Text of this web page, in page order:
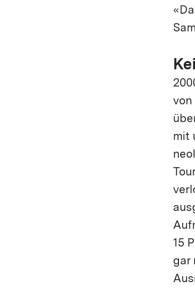
von
mit
15
gar